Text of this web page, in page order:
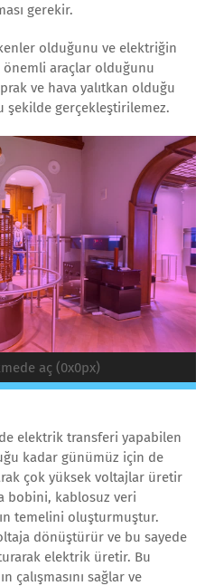
gerekir.
olduğunu ve elektriğin
önemli araçlar olduğunu
ve hava yalıtkan olduğu
gerçekleştirilemez.
aç (0x0px)
elektrik transferi yapabilen
kadar günümüz için de
çok yüksek voltajlar üretir
bobini, kablosuz veri
temelini oluşturmuştur.
dönüştürür ve bu sayede
elektrik üretir. Bu
çalışmasını sağlar ve